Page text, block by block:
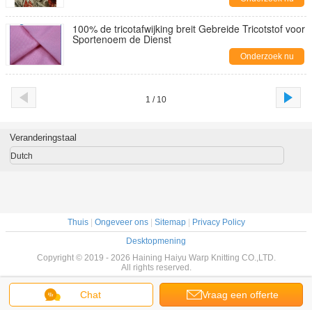
100% de tricotafwijking breit Gebreide Tricotstof voor
Sportenoem de Dienst
Onderzoek nu
1 / 10
Chat Vraag een offerte
Veranderingstaal
Dutch
Thuis| Ongeveer ons| Sitemap|
Privacy Policy
Desktopmening
Copyright © 2019 - 2026 Haining Haiyu Warp Knitting CO.,LTD.
All rights reserved.